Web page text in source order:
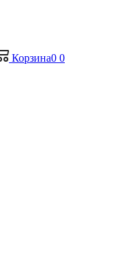
Корзина0 0